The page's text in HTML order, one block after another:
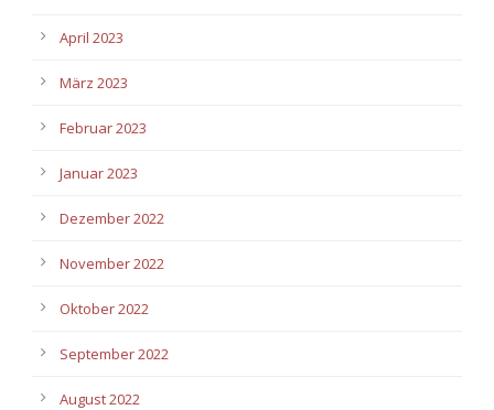
April 2023
März 2023
Februar 2023
Januar 2023
Dezember 2022
November 2022
Oktober 2022
September 2022
August 2022